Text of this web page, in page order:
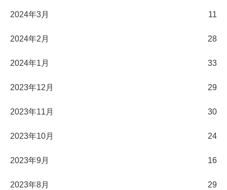
2024年3月 11
2024年2月 28
2024年1月 33
2023年12月 29
2023年11月 30
2023年10月 24
2023年9月 16
2023年8月 29